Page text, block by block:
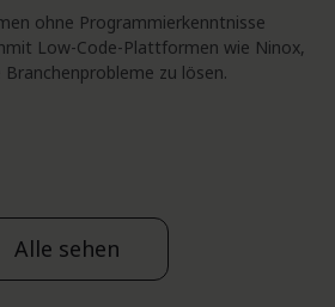
ohne Programmierkenntnisse
Low-Code-Plattformen wie Ninox,
zu lösen.
Alle sehen